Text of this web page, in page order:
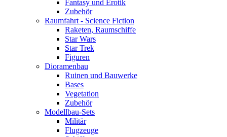
Fantasy und Erotik
Zubehör
Raumfahrt - Science Fiction
Raketen, Raumschiffe
Star Wars
Star Trek
Figuren
Dioramenbau
Ruinen und Bauwerke
Bases
Vegetation
Zubehör
Modellbau-Sets
Militär
Flugzeuge